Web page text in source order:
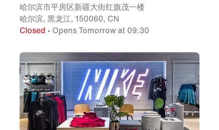
哈尔滨市平房区新疆大街红旗茂一楼
哈尔滨, 黑龙江, 150060, CN
Closed • Opens Tomorrow at 09:30